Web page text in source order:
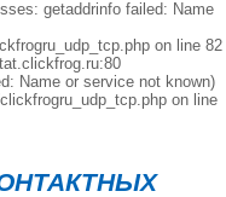
getaddrinfo failed: Name
on line 82
Name or service not known)
on line